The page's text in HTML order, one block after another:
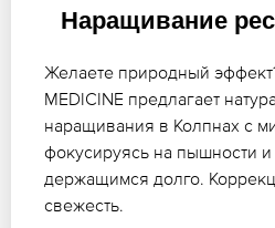
Наращивание
Желаете природный
MEDICINE предлагает
наращивания в Колпнах с
фокусируясь на пышности
держащимся долго.
свежесть.